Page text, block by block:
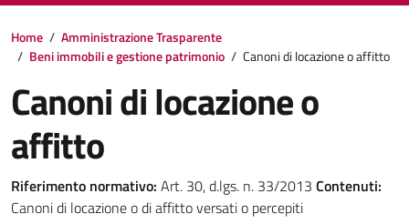
Home / Amministrazione Trasparente
/ Beni immobili e gestione patrimonio / Canoni di locazione o affitto
Canoni di locazione o
affitto
Riferimento normativo: Art. 30, d.lgs. n. 33/2013 Contenuti:
Canoni di locazione o di affitto versati o percepiti